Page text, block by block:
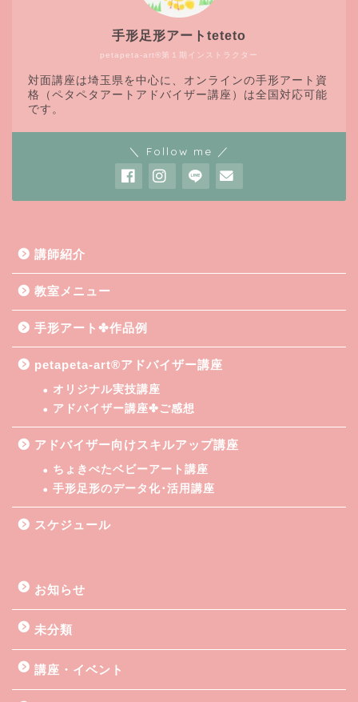
petapeta-art®第１期インストラクター
手形足形アートteteto
対面講座は埼玉県を中心に、オンラインの手形アート資
格（ペタペタアートアドバイザー講座）は全国対応可能
です。
＼ Follow me ／
講師紹介
教室メニュー
手形アート✤作品例
petapeta-art®アドバイザー講座
オリジナル実技講座
アドバイザー講座✤ご感想
アドバイザー向けスキルアップ講座
ちょきぺたベビーアート講座
手形足形のデータ化･活用講座
スケジュール
お知らせ
未分類
講座・イベント